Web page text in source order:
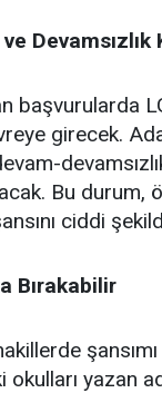
Devamsızlık
başvurularda
girecek.
Bu durum,
ciddi
Bırakabilir
yazan